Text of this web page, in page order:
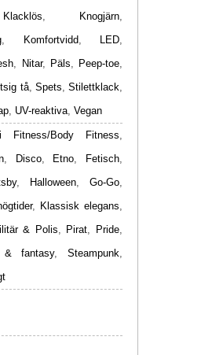
Klacklös, Knogjärn,
, Komfortvidd, LED,
, Nitar, Päls, Peep-toe,
tå, Spets, Stilettklack,
, UV-reaktiva, Vegan
Fitness/Body Fitness,
, Disco, Etno, Fetisch,
, Halloween, Go-Go,
, Klassisk elegans,
& Polis, Pirat, Pride,
& fantasy, Steampunk,